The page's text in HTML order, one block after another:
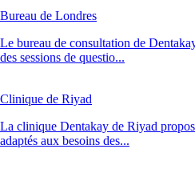
Bureau de Londres
Le bureau de consultation de
des sessions de questio...
Clinique de Riyad
La clinique Dentakay de Riyad
adaptés aux besoins des...